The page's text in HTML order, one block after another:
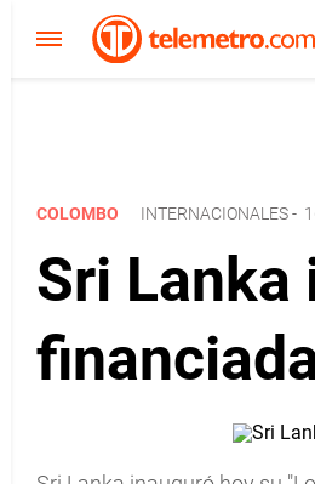
COLOMBO INTERNACIONALES-
Sri Lanka